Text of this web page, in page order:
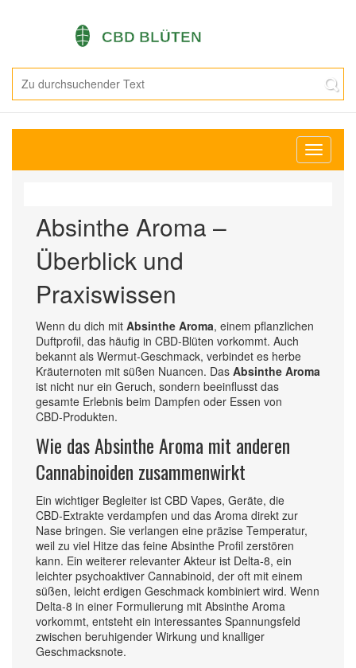
Absinthe Aroma –
Überblick und
Praxiswissen
Wenn du dich mit Absinthe Aroma, einem pflanzlichen
Duftprofil, das häufig in CBD‑Blüten vorkommt. Auch
bekannt als Wermut‑Geschmack, verbindet es herbe
Kräuternoten mit süßen Nuancen. Das Absinthe Aroma
ist nicht nur ein Geruch, sondern beeinflusst das
gesamte Erlebnis beim Dampfen oder Essen von
CBD‑Produkten.
Wie das Absinthe Aroma mit anderen
Cannabinoiden zusammenwirkt
Ein wichtiger Begleiter ist CBD Vapes, Geräte, die
CBD‑Extrakte verdampfen und das Aroma direkt zur
Nase bringen. Sie verlangen eine präzise Temperatur,
weil zu viel Hitze das feine Absinthe Profil zerstören
kann. Ein weiterer relevanter Akteur ist Delta‑8, ein
leichter psychoaktiver Cannabinoid, der oft mit einem
süßen, leicht erdigen Geschmack kombiniert wird. Wenn
Delta‑8 in einer Formulierung mit Absinthe Aroma
vorkommt, entsteht ein interessantes Spannungsfeld
zwischen beruhigender Wirkung und knalliger
Geschmacksnote.